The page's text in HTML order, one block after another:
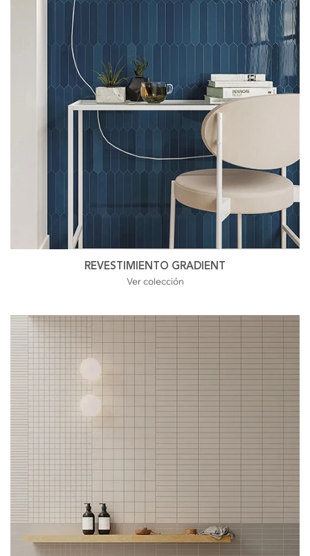
REVESTIMIENTO GRADIENT
Ver colección